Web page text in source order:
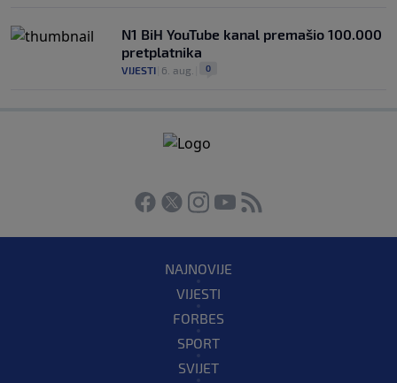
N1 BiH YouTube kanal premašio 100.000
pretplatnika
VIJESTI 6. aug. 0
NAJNOVIJE
VIJESTI
FORBES
SPORT
SVIJET